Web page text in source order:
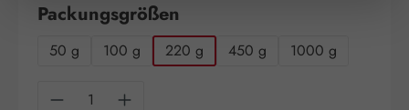
Packungsgrößen
50 g 100 g 220 g 450 g 1000 g
Produkt Anzahl: Gib den gewünschten